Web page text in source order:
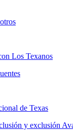
Los Texanos
de Texas
y exclusión